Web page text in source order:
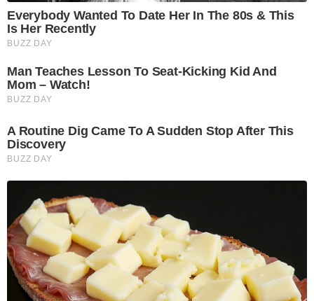
Everybody Wanted To Date Her In The 80s & This
Is Her Recently
BUZZ DAY
Man Teaches Lesson To Seat-Kicking Kid And
Mom – Watch!
BUZZ DAY
A Routine Dig Came To A Sudden Stop After This
Discovery
BUZZ DAY